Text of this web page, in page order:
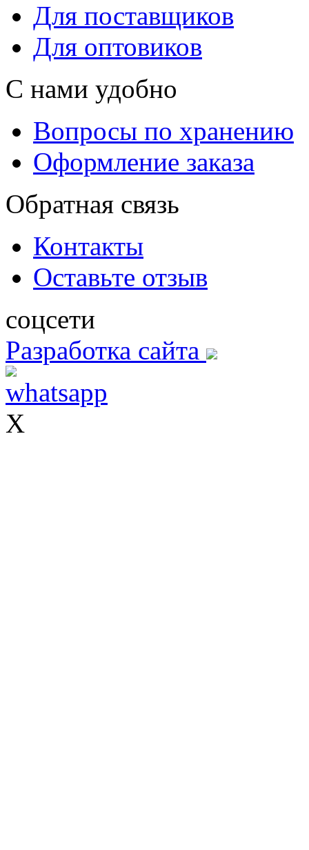
Для поставщиков
Для оптовиков
С нами удобно
Вопросы по хранению
Оформление заказа
Обратная связь
Контакты
Оставьте отзыв
соцсети
Разработка сайта
X